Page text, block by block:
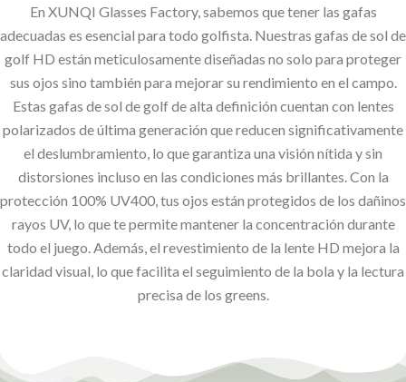
En XUNQI Glasses Factory, sabemos que tener las gafas
adecuadas es esencial para todo golfista. Nuestras gafas de sol de
golf HD están meticulosamente diseñadas no solo para proteger
sus ojos sino también para mejorar su rendimiento en el campo.
Estas gafas de sol de golf de alta definición cuentan con lentes
polarizados de última generación que reducen significativamente
el deslumbramiento, lo que garantiza una visión nítida y sin
distorsiones incluso en las condiciones más brillantes. Con la
protección 100% UV400, tus ojos están protegidos de los dañinos
rayos UV, lo que te permite mantener la concentración durante
todo el juego. Además, el revestimiento de la lente HD mejora la
claridad visual, lo que facilita el seguimiento de la bola y la lectura
precisa de los greens.